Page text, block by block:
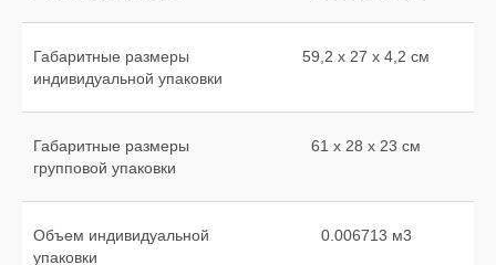
Габаритные размеры
индивидуальной упаковки
59,2 х 27 х 4,2 см
Габаритные размеры
групповой упаковки
61 х 28 х 23 см
Объем индивидуальной
упаковки
0.006713 м3